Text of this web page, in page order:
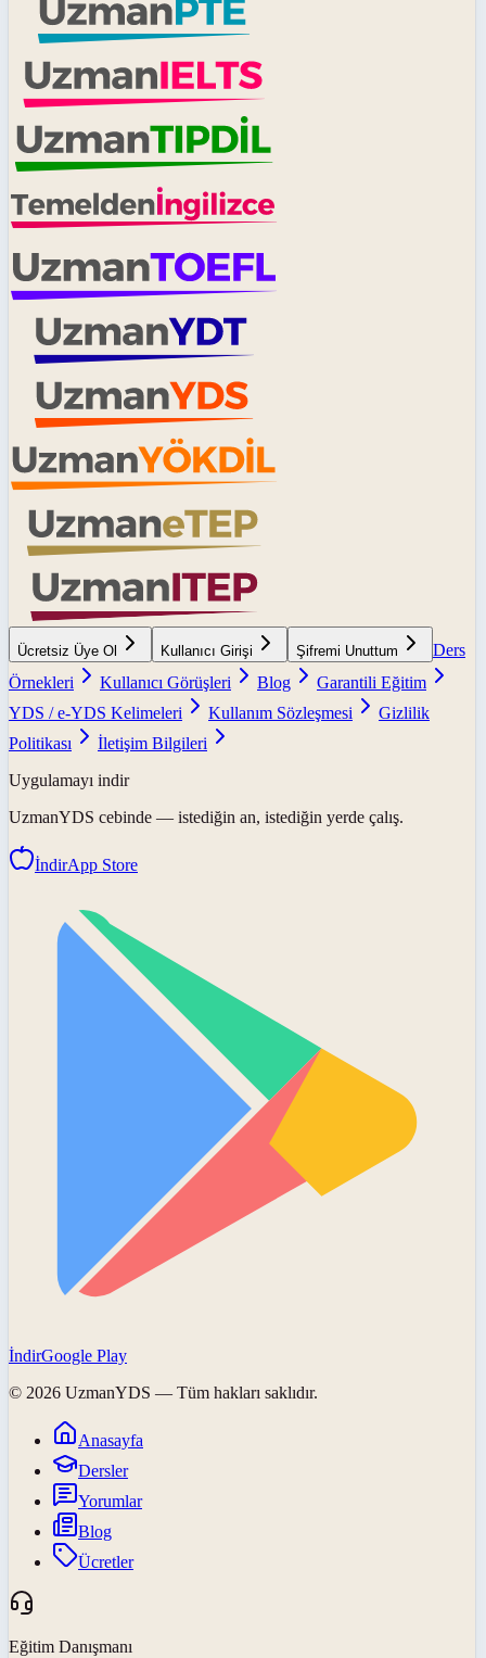
Ücretsiz Üye Ol Kullanıcı Girişi Şifremi Unuttum
Ders
Örnekleri
Kullanıcı Görüşleri Blog
Garantili Eğitim
YDS / e-YDS Kelimeleri
Kullanım Sözleşmesi
Gizlilik
Politikası
İletişim Bilgileri
Uygulamayı indir
UzmanYDS cebinde — istediğin an, istediğin yerde çalış.
İndirApp Store
İndirGoogle Play
© 2026 UzmanYDS — Tüm hakları saklıdır.
Anasayfa
Dersler
Yorumlar
Blog
Ücretler
Eğitim Danışmanı